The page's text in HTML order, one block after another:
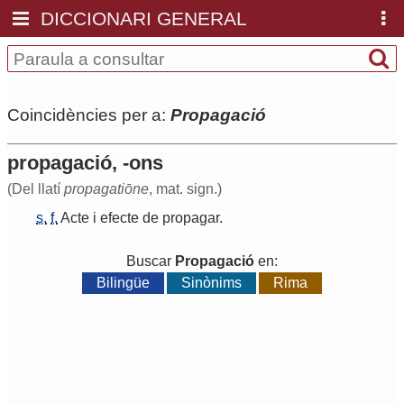
DICCIONARI GENERAL
Coincidències per a: Propagació
propagació, -ons
(Del llatí propagatiōne, mat. sign.)
s. f. Acte i efecte de propagar.
Buscar Propagació en:
Bilingüe
Sinònims Rima